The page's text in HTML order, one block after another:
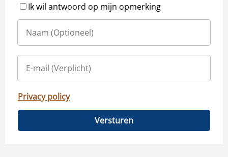
Ik wil antwoord op mijn opmerking
Privacy policy
Versturen